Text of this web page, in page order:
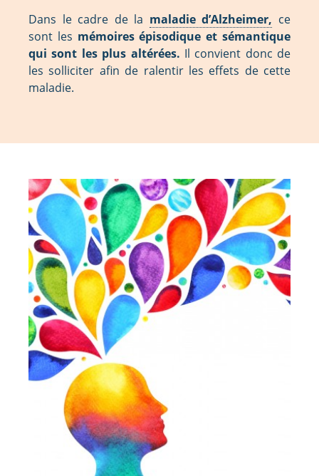
Dans le cadre de la maladie d’Alzheimer, ce
sont les mémoires épisodique et sémantique
qui sont les plus altérées. Il convient donc de
les solliciter afin de ralentir les effets de cette
maladie.